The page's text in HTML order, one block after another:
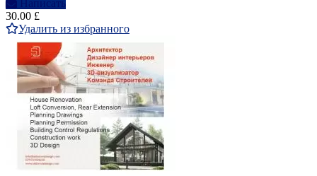
Написать
30.00 £
Удалить из избранного